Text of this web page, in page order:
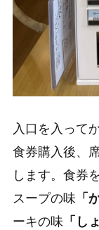
入口を入って
食券購入後、
します。食券
スープの味 「
ーキの味 「し